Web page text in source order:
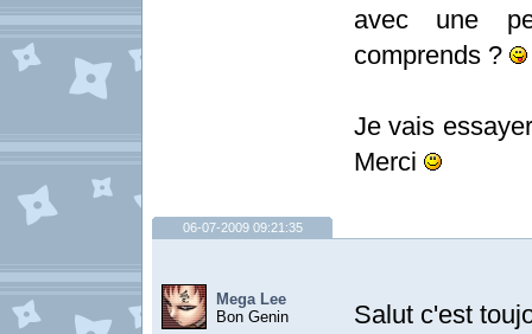
avec une
comprends ?
Je vais
Merci
06-07-2009 09:21:35
Mega Lee
Bon Genin
Salut c'est